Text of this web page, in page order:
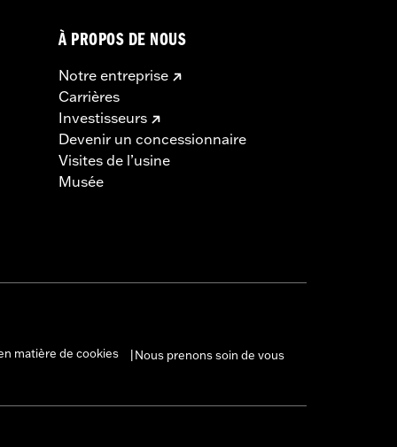
À PROPOS DE NOUS
Notre entreprise
Carrières
Investisseurs
Devenir un concessionnaire
Visites de l’usine
Musée
matière de cookies Nous prenons soin de vous